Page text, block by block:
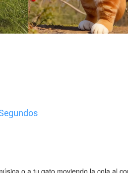
o a tu gato moviendo la cola al